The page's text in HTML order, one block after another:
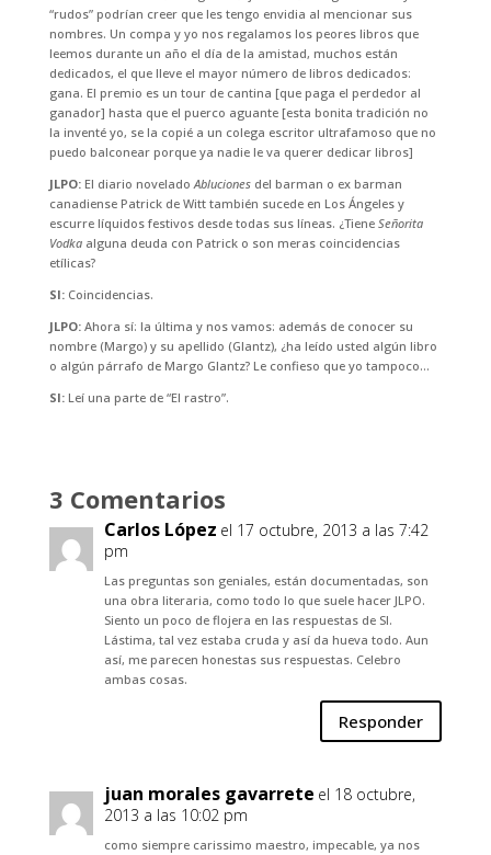
“rudos” podrían creer que les tengo envidia al mencionar sus
nombres. Un compa y yo nos regalamos los peores libros que
leemos durante un año el día de la amistad, muchos están
dedicados, el que lleve el mayor número de libros dedicados:
gana. El premio es un tour de cantina [que paga el perdedor al
ganador] hasta que el puerco aguante [esta bonita tradición no
la inventé yo, se la copié a un colega escritor ultrafamoso que no
puedo balconear porque ya nadie le va querer dedicar libros]
JLPO:El diario noveladoAblucionesdel barman o ex barman
canadiense Patrick de Witt también sucede en Los Ángeles y
escurre líquidos festivos desde todas sus líneas. ¿Tiene Señorita
Vodkaalguna deuda con Patrick o son meras coincidencias
etílicas?
SI:Coincidencias.
JLPO:Ahora sí: la última y nos vamos: además de conocer su
nombre (Margo) y su apellido (Glantz), ¿ha leído usted algún libro
o algún párrafo de Margo Glantz? Le confieso que yo tampoco…
SI:Leí una parte de “El rastro”.
3 Comentarios
Carlos López el 17 octubre, 2013 a las 7:42
pm
Las preguntas son geniales, están documentadas, son
una obra literaria, como todo lo que suele hacer JLPO.
Siento un poco de flojera en las respuestas de SI.
Lástima, tal vez estaba cruda y así da hueva todo. Aun
así, me parecen honestas sus respuestas. Celebro
ambas cosas.
Responder
juan morales gavarrete el 18 octubre,
2013 a las 10:02 pm
como siempre carissimo maestro, impecable, ya nos